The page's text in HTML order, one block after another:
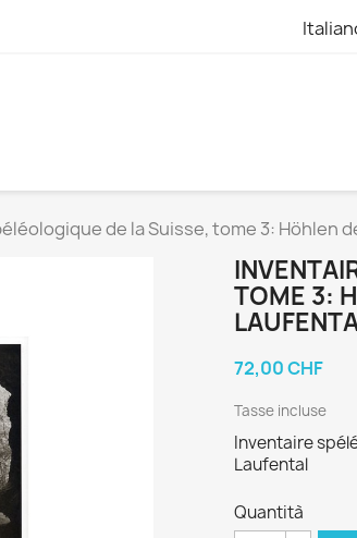
de la Suisse, tome 3: Höhlen
TOME 3:
72,00 CHF
Tasse incluse
Inventaire
Laufental
Quantità